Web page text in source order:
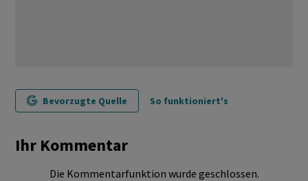
Bevorzugte Quelle So funktioniert's
Ihr Kommentar
Die Kommentarfunktion wurde geschlossen.